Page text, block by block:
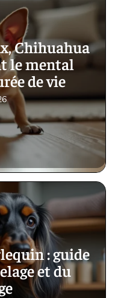
Chihuahua
le mental
de vie
: guide
et du